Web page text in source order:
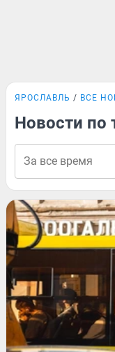
ЯРОСЛАВЛЬ ВСЕ
Новости по